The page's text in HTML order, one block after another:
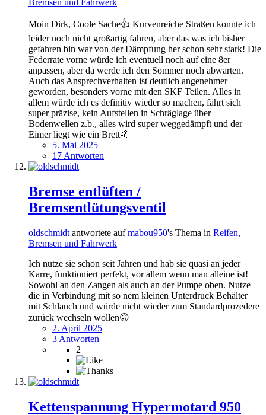
Bremsen und Fahrwerk
Moin Dirk, Coole Sache👍 Kurvenreiche Straßen konnte ich
leider noch nicht großartig fahren, aber das was ich bisher
gefahren bin war von der Dämpfung her schon sehr stark! Die
Federrate vorne würde ich eventuell noch auf eine 8er
anpassen, aber da werde ich den Sommer noch abwarten.
Auch das Ansprechverhalten ist deutlich angenehmer
geworden, besonders vorne mit den SKF Teilen. Alles in
allem würde ich es definitiv wieder so machen, fährt sich
super präzise, kein Aufstellen in Schräglage über
Bodenwellen z.b., alles wird super weggedämpft und der
Eimer liegt wie ein Brett🤙
5. Mai 2025
17 Antworten
Bremse entlüften /
Bremsentlütungsventil
oldschmidt antwortete aufmabou950's Thema in Reifen,
Bremsen und Fahrwerk
Ich nutze sie schon seit Jahren und hab sie quasi an jeder
Karre, funktioniert perfekt, vor allem wenn man alleine ist!
Sowohl an den Zangen als auch an der Pumpe oben. Nutze
die in Verbindung mit so nem kleinen Unterdruck Behälter
mit Schlauch und würde nicht wieder zum Standardprozedere
zurück wechseln wollen🙃
2. April 2025
3 Antworten
2
Kettenspannung Hypermotard 950